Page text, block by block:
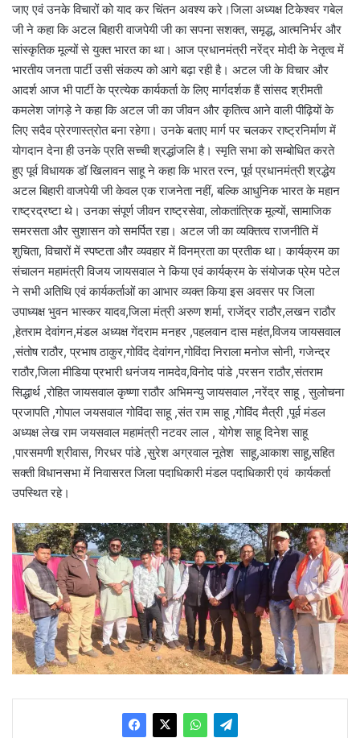
जाए एवं उनके विचारों को याद कर चिंतन अवश्य करे।जिला अध्यक्ष टिकेश्वर गबेल
जी ने कहा कि अटल बिहारी वाजपेयी जी का सपना सशक्त, समृद्ध, आत्मनिर्भर और
सांस्कृतिक मूल्यों से युक्त भारत का था। आज प्रधानमंत्री नरेंद्र मोदी के नेतृत्व में
भारतीय जनता पार्टी उसी संकल्प को आगे बढ़ा रही है। अटल जी के विचार और
आदर्श आज भी पार्टी के प्रत्येक कार्यकर्ता के लिए मार्गदर्शक हैं सांसद श्रीमती
कमलेश जांगड़े ने कहा कि अटल जी का जीवन और कृतित्व आने वाली पीढ़ियों के
लिए सदैव प्रेरणास्त्रोत बना रहेगा। उनके बताए मार्ग पर चलकर राष्ट्रनिर्माण में
योगदान देना ही उनके प्रति सच्ची श्रद्धांजलि है। स्मृति सभा को सम्बोधित करते
हुए पूर्व विधायक डॉ खिलावन साहू ने कहा कि भारत रत्न, पूर्व प्रधानमंत्री श्रद्धेय
अटल बिहारी वाजपेयी जी केवल एक राजनेता नहीं, बल्कि आधुनिक भारत के महान
राष्ट्रद्रष्टा थे। उनका संपूर्ण जीवन राष्ट्रसेवा, लोकतांत्रिक मूल्यों, सामाजिक
समरसता और सुशासन को समर्पित रहा। अटल जी का व्यक्तित्व राजनीति में
शुचिता, विचारों में स्पष्टता और व्यवहार में विनम्रता का प्रतीक था। कार्यक्रम का
संचालन महामंत्री विजय जायसवाल ने किया एवं कार्यक्रम के संयोजक प्रेम पटेल
ने सभी अतिथि एवं कार्यकर्ताओं का आभार व्यक्त किया इस अवसर पर जिला
उपाध्यक्ष भुवन भास्कर यादव,जिला मंत्री अरुण शर्मा, राजेंद्र राठौर,लखन राठौर
,हेतराम देवांगन,मंडल अध्यक्ष गेंदराम मनहर ,पहलवान दास महंत,विजय जायसवाल
,संतोष राठौर, प्रभाष ठाकुर,गोविंद देवांगन,गोविंदा निराला मनोज सोनी, गजेन्द्र
राठौर,जिला मीडिया प्रभारी धनंजय नामदेव,विनोद पांडे ,परसन राठौर,संतराम
सिद्धार्थ ,रोहित जायसवाल कृष्णा राठौर अभिमन्यु जायसवाल ,नरेंद्र साहू , सुलोचना
प्रजापति ,गोपाल जयसवाल गोविंदा साहू ,संत राम साहू ,गोविंद मैत्री ,पूर्व मंडल
अध्यक्ष लेख राम जयसवाल महामंत्री नटवर लाल , योगेश साहू दिनेश साहू
,पारसमणी श्रीवास, गिरधर पांडे ,सुरेश अग्रवाल नूतेश साहू,आकाश साहू,सहित
सक्ती विधानसभा में निवासरत जिला पदाधिकारी मंडल पदाधिकारी एवं कार्यकर्ता
उपस्थित रहे।